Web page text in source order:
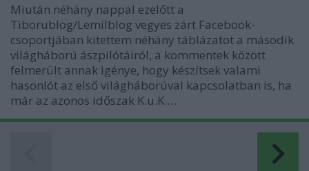
Miután néhány nappal ezelőtt a
Tiborublog/Lemilblog vegyes zárt Facebook-
csoportjában kitettem néhány táblázatot a második
világháború ászpilótáiról, a kommentek között
felmerült annak igénye, hogy készítsek valami
hasonlót az első világháborúval kapcsolatban is, ha
már az azonos időszak K.u.K.…